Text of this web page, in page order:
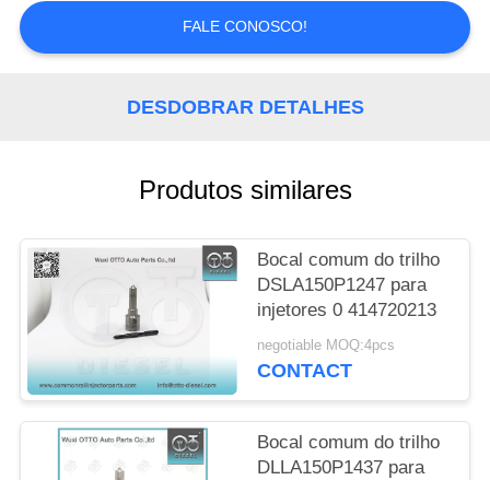
SOLICITE
UM
ORÇAMENTO
SITE
PRIVACY
POLICY
FALE CONOSCO!
DESDOBRAR DETALHES
Produtos similares
Bocal comum do trilho
DSLA150P1247 para
injetores 0 414720213
negotiable MOQ:4pcs
CONTACT
Bocal comum do trilho
DLLA150P1437 para